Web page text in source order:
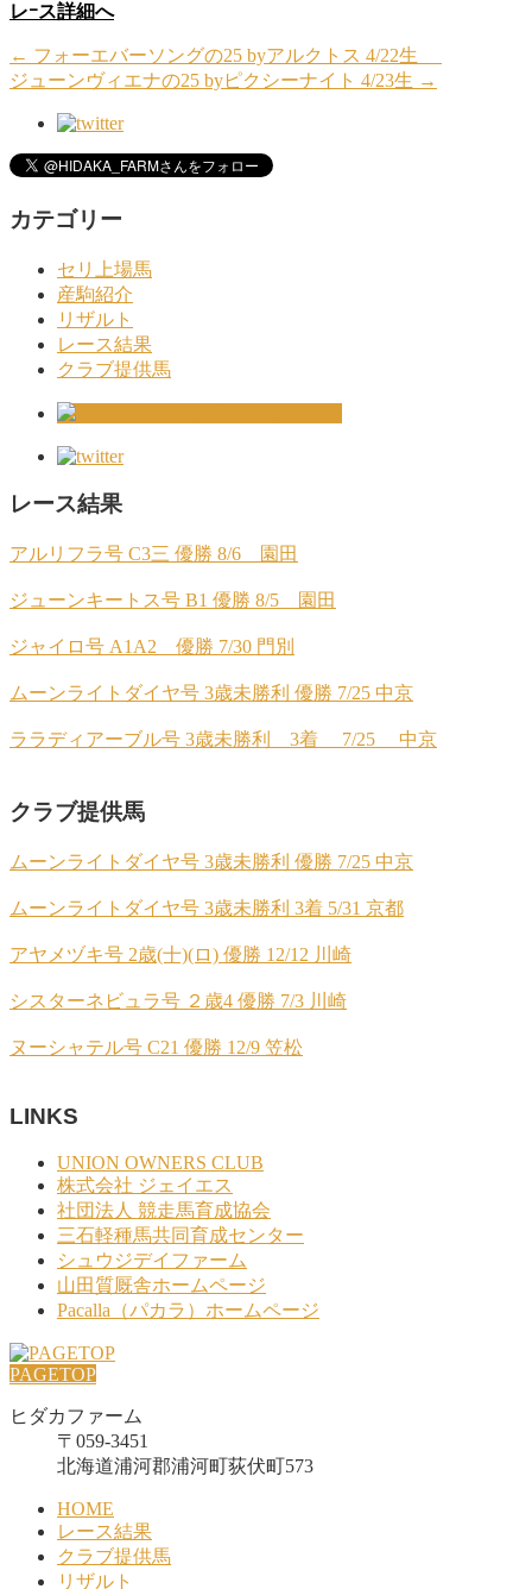
レｰス詳細へ
← フォーエバーソングの25 byアルクトス 4/22生
ジューンヴィエナの25 byピクシーナイト 4/23生 →
カテゴリー
セリ上場馬
産駒紹介
リザルト
レース結果
クラブ提供馬
レース結果
アルリフラ号 C3三 優勝 8/6 園田
ジューンキートス号 B1 優勝 8/5 園田
ジャイロ号 A1A2 優勝 7/30 門別
ムーンライトダイヤ号 3歳未勝利 優勝 7/25 中京
ララディアーブル号 3歳未勝利 3着 7/25 中京
クラブ提供馬
ムーンライトダイヤ号 3歳未勝利 優勝 7/25 中京
ムーンライトダイヤ号 3歳未勝利 3着 5/31 京都
アヤメヅキ号 2歳(十)(ロ) 優勝 12/12 川崎
シスターネビュラ号 ２歳4 優勝 7/3 川崎
ヌーシャテル号 C21 優勝 12/9 笠松
LINKS
UNION OWNERS CLUB
株式会社 ジェイエス
社団法人 競走馬育成協会
三石軽種馬共同育成センター
シュウジデイファーム
山田質厩舎ホームページ
Pacalla（パカラ）ホームページ
PAGETOP
ヒダカファーム
〒059-3451
北海道浦河郡浦河町荻伏町573
HOME
レース結果
クラブ提供馬
リザルト